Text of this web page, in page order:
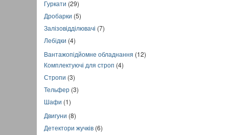
Гуркати (29)
Дробарки (5)
Залізовідділювачі (7)
Лебідки (4)
Вантажопідйомне обладнання (12)
Комплектуючі для строп (4)
Стропи (3)
Тельфер (3)
Шафи (1)
Двигуни (8)
Детектори жучків (6)